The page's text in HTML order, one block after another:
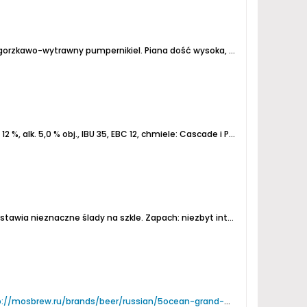
wytrawny pumpernikiel. Piana dość wysoka, ale z dużymi bąblami i nietrwała - prawie nic nie zostawia na szkle i powierzchni. Ładny ciepły...
%, alk. 5,0 % obj., IBU 35, EBC 12, chmiele: Cascade i Pekko.
nieznaczne ślady na szkle. Zapach: niezbyt intensywny, owocowy, lekko słodowy i ziołowy. Niestety jest też wyczuwalny alkohol.
mosbrew.ru/brands/beer/russian/5ocean-grand-ale